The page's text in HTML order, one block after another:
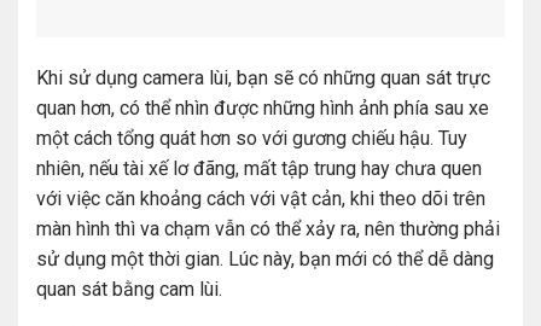
Khi sử dụng camera lùi, bạn sẽ có những quan sát trực
quan hơn, có thể nhìn được những hình ảnh phía sau xe
một cách tổng quát hơn so với gương chiếu hậu. Tuy
nhiên, nếu tài xế lơ đãng, mất tập trung hay chưa quen
với việc căn khoảng cách với vật cản, khi theo dõi trên
màn hình thì va chạm vẫn có thể xảy ra, nên thường phải
sử dụng một thời gian. Lúc này, bạn mới có thể dễ dàng
quan sát bằng cam lùi.